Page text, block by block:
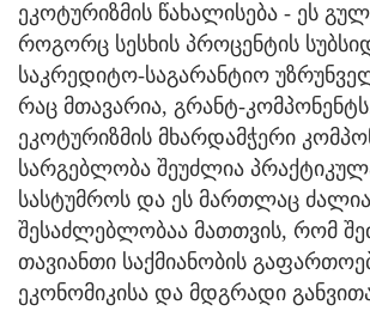
ეკოტურიზმის წახალისება - ეს
როგორც სესხის პროცენტის
საკრედიტო-საგარანტიო
რაც მთავარია, გრანტ-
ეკოტურიზმის მხარდამჭერი
სარგებლობა შეუძლია
სასტუმროს და ეს მართლაც
შესაძლებლობაა მათთვის, რომ
თავიანთი საქმიანობის
ეკონომიკისა და მდგრადი